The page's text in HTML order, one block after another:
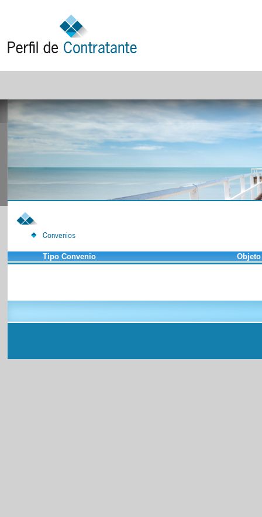
Convenios
Tipo Convenio Objeto